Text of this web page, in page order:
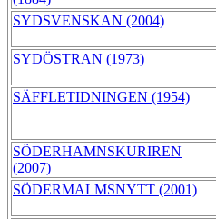
SYDSVENSKAN (2004)
SYDÖSTRAN (1973)
SÄFFLETIDNINGEN (1954)
SÖDERHAMNSKURIREN
(2007)
SÖDERMALMSNYTT (2001)